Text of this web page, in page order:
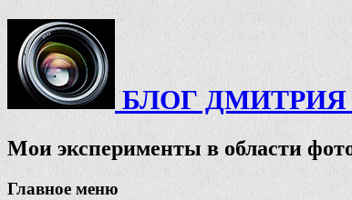
БЛОГ
Мои эксперименты в области
Главное меню